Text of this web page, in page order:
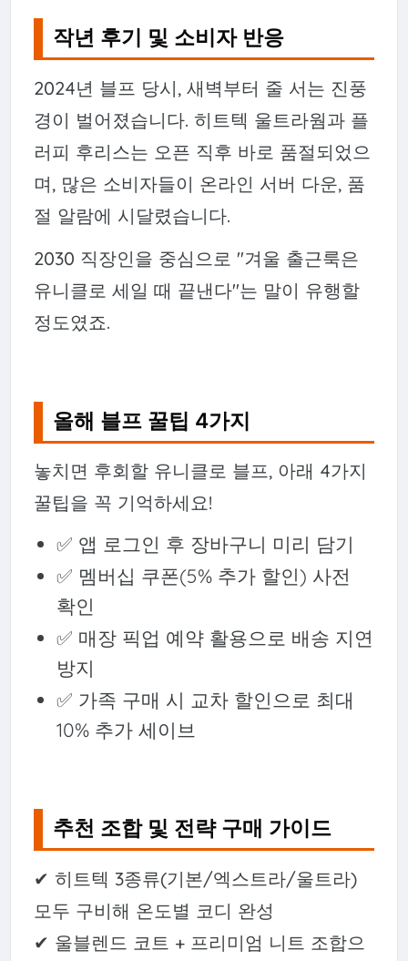
작년 후기 및 소비자 반응
2024년 블프 당시, 새벽부터 줄 서는 진풍
경이 벌어졌습니다. 히트텍 울트라웜과 플
러피 후리스는 오픈 직후 바로 품절되었으
며, 많은 소비자들이 온라인 서버 다운, 품
절 알람에 시달렸습니다.
2030 직장인을 중심으로 "겨울 출근룩은
유니클로 세일 때 끝낸다"는 말이 유행할
정도였죠.
올해 블프 꿀팁 4가지
놓치면 후회할 유니클로 블프, 아래 4가지
꿀팁을 꼭 기억하세요!
✅ 앱 로그인 후 장바구니 미리 담기
✅ 멤버십 쿠폰(5% 추가 할인) 사전
확인
✅ 매장 픽업 예약 활용으로 배송 지연
방지
✅ 가족 구매 시 교차 할인으로 최대
10% 추가 세이브
추천 조합 및 전략 구매 가이드
✔ 히트텍 3종류(기본/엑스트라/울트라)
모두 구비해 온도별 코디 완성
✔ 울블렌드 코트 + 프리미엄 니트 조합으